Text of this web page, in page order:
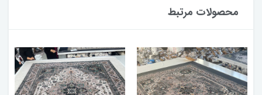
محصولات مرتبط